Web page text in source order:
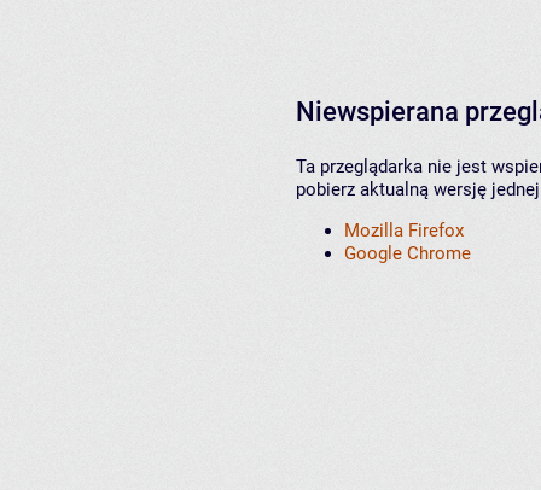
Niewspierana
Ta przeglądarka nie jest
pobierz aktualną wersję
Mozilla Firefox
Google Chrome